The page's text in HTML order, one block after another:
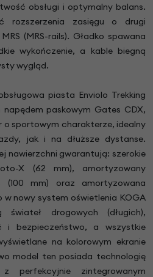
obsługi i optymalny balans.
rozszerzenia zasięgu o drugi
(MRS-rails). Gładko spawana
wykończenie, a kable biegną
wygląd.
piasta Enviolo Trekking
paskowym Gates CDX,
o sportowym charakterze, idealny
jak i na dłuższe dystanse.
nawierzchni gwarantują: szerokie
X (62 mm), amortyzowany
(100 mm) oraz amortyzowana
nowy system oświetlenia KOGA
drogowych (długich),
i bezpieczeństwo, a wszystkie
na kolorowym ekranie
model ten posiada technologię
perfekcyjnie zintegrowanym